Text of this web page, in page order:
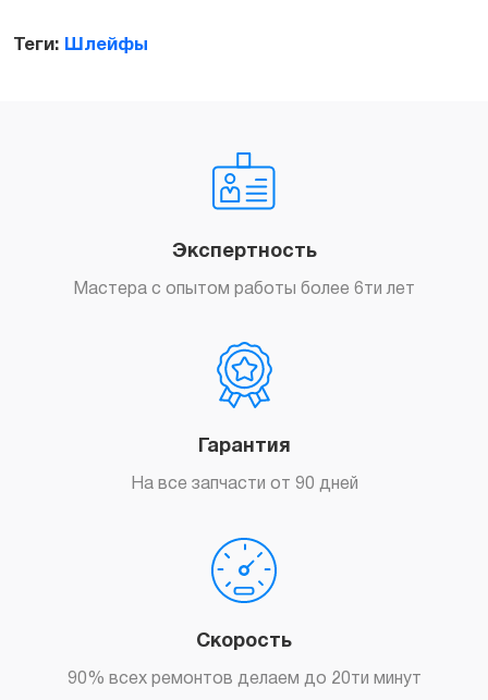
Теги: Шлейфы
Экспертность
Мастера с опытом работы более 6ти лет
Гарантия
На все запчасти от 90 дней
Скорость
90% всех ремонтов делаем до 20ти минут